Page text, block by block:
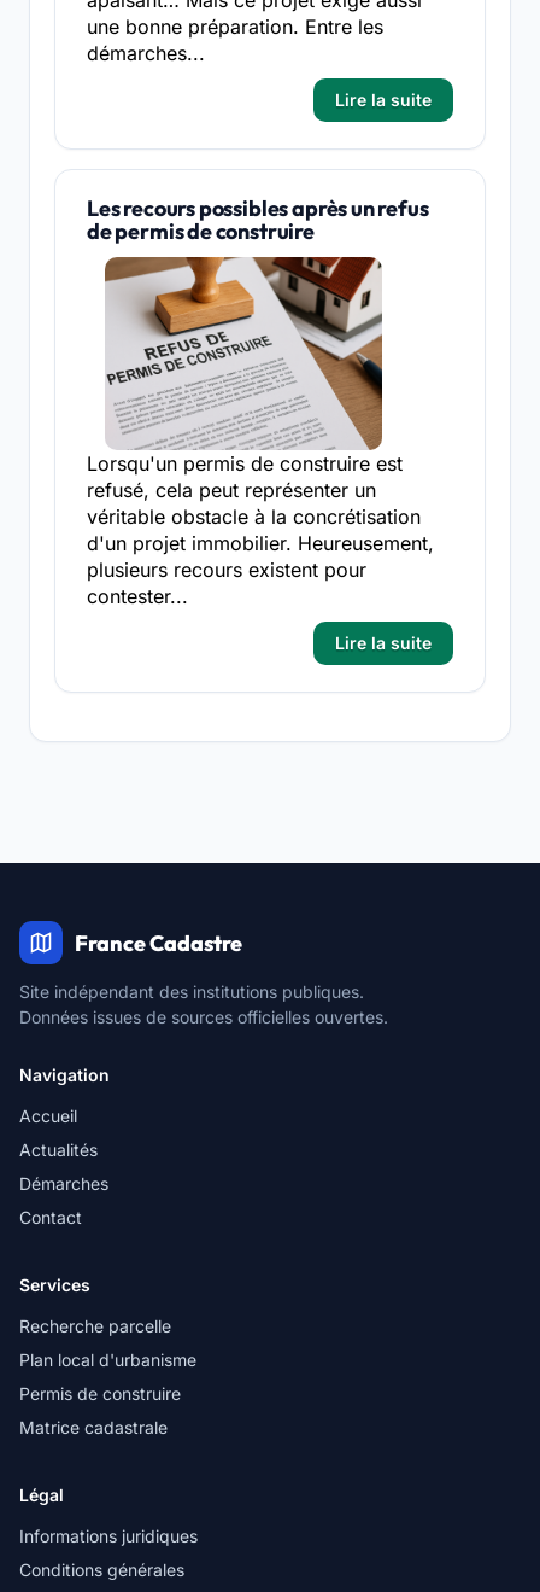
une bonne préparation. Entre les
démarches...
Lire la suite
Les recours possibles après un refus
de permis de construire
Lorsqu'un permis de construire est
refusé, cela peut représenter un
véritable obstacle à la concrétisation
d'un projet immobilier. Heureusement,
plusieurs recours existent pour
contester...
Lire la suite
France Cadastre
Site indépendant des institutions publiques.
Données issues de sources officielles ouvertes.
Navigation
Accueil
Actualités
Démarches
Contact
Services
Recherche parcelle
Plan local d'urbanisme
Permis de construire
Matrice cadastrale
Légal
Informations juridiques
Conditions générales